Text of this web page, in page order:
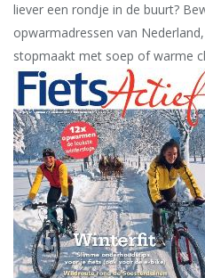
liever een rondje in de buurt?
opwarmadressen van
stopmaakt met soep of warme